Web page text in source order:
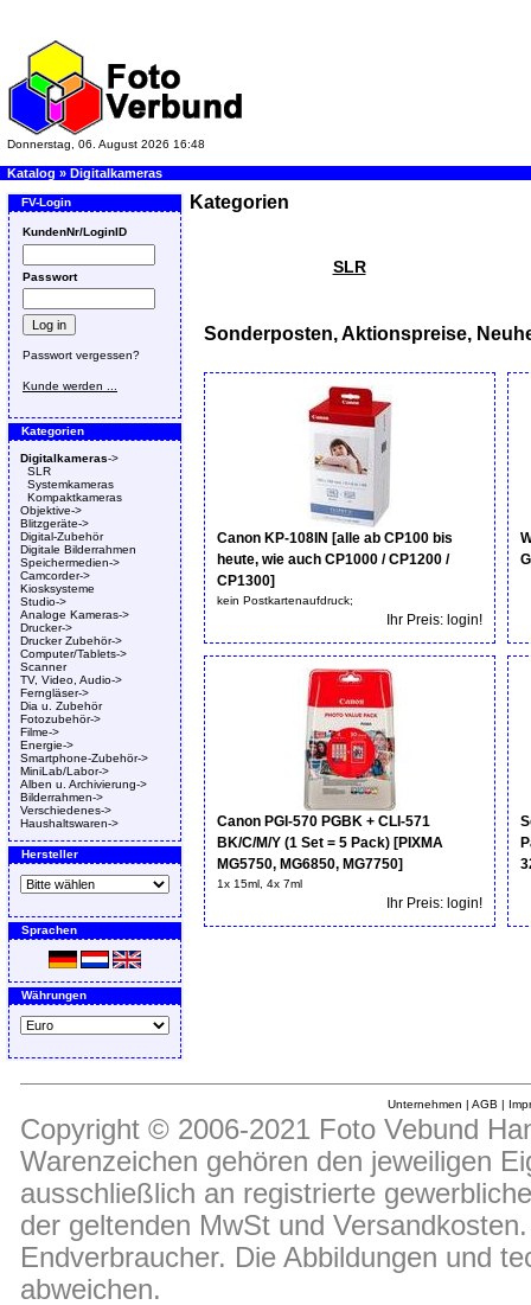
Donnerstag, 06. August 2026 16:48
Katalog » Digitalkameras
FV-Login
KundenNr/LoginID
Passwort
Passwort vergessen?
Kunde werden ...
Kategorien
Digitalkameras->
SLR
Systemkameras
Kompaktkameras
Objektive->
Blitzgeräte->
Digital-Zubehör
Digitale Bilderrahmen
Speichermedien->
Camcorder->
Kiosksysteme
Studio->
Analoge Kameras->
Drucker->
Drucker Zubehör->
Computer/Tablets->
Scanner
TV, Video, Audio->
Ferngläser->
Dia u. Zubehör
Fotozubehör->
Filme->
Energie->
Smartphone-Zubehör->
MiniLab/Labor->
Alben u. Archivierung->
Bilderrahmen->
Verschiedenes->
Haushaltswaren->
Hersteller
Sprachen
Währungen
Kategorien
SLR
Sonderposten, Aktionspreise,
Canon KP-108IN [alle ab CP100 bis
heute, wie auch CP1000 / CP1200 /
CP1300]
kein Postkartenaufdruck;
Ihr Preis: login!
Canon PGI-570 PGBK + CLI-571
BK/C/M/Y (1 Set = 5 Pack) [PIXMA
MG5750, MG6850, MG7750]
1x 15ml, 4x 7ml
Ihr Preis: login!
Unternehmen | AGB |
Copyright © 2006-2021 Foto Vebund
Warenzeichen gehören den jeweiligen
ausschließlich an registrierte
der geltenden MwSt und
Endverbraucher. Die Abbildungen und
abweichen.